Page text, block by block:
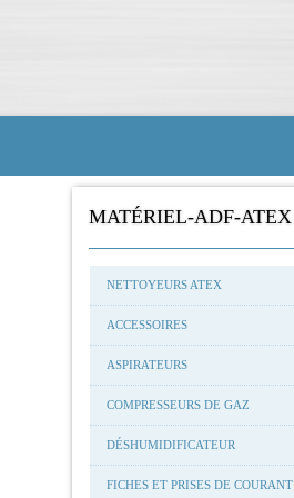
MATÉRIEL-ADF-ATEX
NETTOYEURS ATEX
ACCESSOIRES
ASPIRATEURS
COMPRESSEURS DE GAZ
DÉSHUMIDIFICATEUR
FICHES ET PRISES DE COURANT